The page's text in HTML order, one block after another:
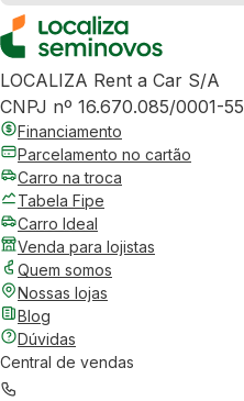
LOCALIZA Rent a Car S/A
CNPJ nº 16.670.085/0001-55
Financiamento
Parcelamento no cartão
Carro na troca
Tabela Fipe
Carro Ideal
Venda para lojistas
Quem somos
Nossas lojas
Blog
Dúvidas
Central de vendas